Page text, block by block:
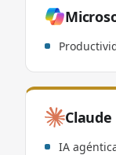
Claude
IA